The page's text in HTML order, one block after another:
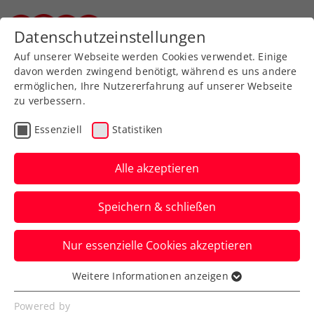
Zurück zur Newsübersicht
Turniere
ATP Estoril:
Unglückliches Aus für
Thiem gegen Altmeister
Gasquet
Beim ATP-250-Turnier in Portugal ist für
Österreichs Nummer zwei im Achtelfinale
Endstation.
Datenschutzeinstellungen
Auf unserer Webseite werden Cookies verwendet. Einige
davon werden zwingend benötigt, während es uns andere
ermöglichen, Ihre Nutzererfahrung auf unserer Webseite
zu verbessern.
Essenziell Statistiken
Alle akzeptieren
Speichern & schließen
Nur essenzielle Cookies akzeptieren
Essenziell
Essenzielle Cookies werden für grundlegende
Weitere Informationen anzeigen
Powered by